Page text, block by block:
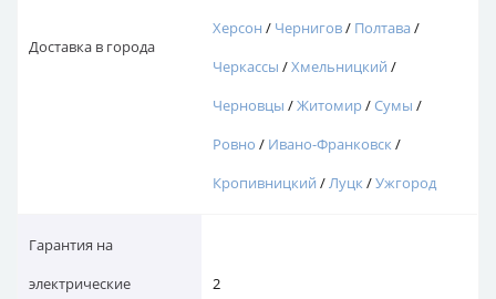
Доставка в города
Херсон / Чернигов/ Полтава/
Черкассы /Хмельницкий /
Черновцы /Житомир/Сумы /
Ровно / Ивано-Франковск/
Кропивницкий /Луцк/Ужгород
Гарантия на
электрические
2